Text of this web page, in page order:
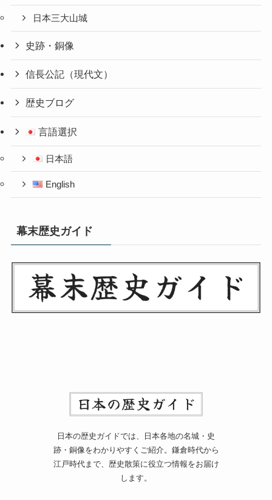
日本三大山城
史跡・銅像
信長公記（現代文）
歴史ブログ
言語選択
日本語
English
幕末歴史ガイド
日本の歴史ガイドでは、日本各地の名城・史
跡・銅像をわかりやすくご紹介。鎌倉時代から
江戸時代まで、歴史散策に役立つ情報をお届け
します。